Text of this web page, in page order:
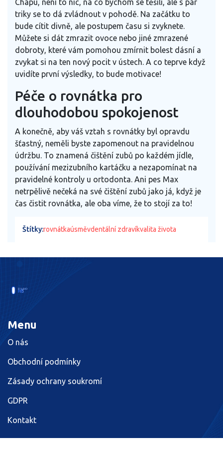
Chápu, není to nic, na co bychom se těšili, ale s pár
triky se to dá zvládnout v pohodě. Na začátku to
bude cítit divně, ale postupem času si zvyknete.
Můžete si dát zmrazit ovoce nebo jiné zmrazené
dobroty, které vám pomohou zmírnit bolest dásní a
zvykat si na ten nový pocit v ústech. A co teprve když
uvidíte první výsledky, to bude motivace!
Péče o rovnátka pro
dlouhodobou spokojenost
A konečně, aby váš vztah s rovnátky byl opravdu
šťastný, neměli byste zapomenout na pravidelnou
údržbu. To znamená čištění zubů po každém jídle,
používání mezizubního kartáčku a nezapomínat na
pravidelné kontroly u ortodonta. Ani pes Max
netrpělivě nečeká na své čištění zubů jako já, když je
čas čistit rovnátka, ale oba víme, že to stojí za to!
Štítky:rovnátkaúsměvdentální zdravíkvalita života
Menu
O nás
Obchodní podmínky
Zásady ochrany soukromí
GDPR
Kontakt